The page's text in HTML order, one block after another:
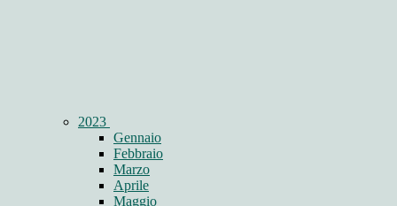
2023
Gennaio
Febbraio
Marzo
Aprile
Maggio